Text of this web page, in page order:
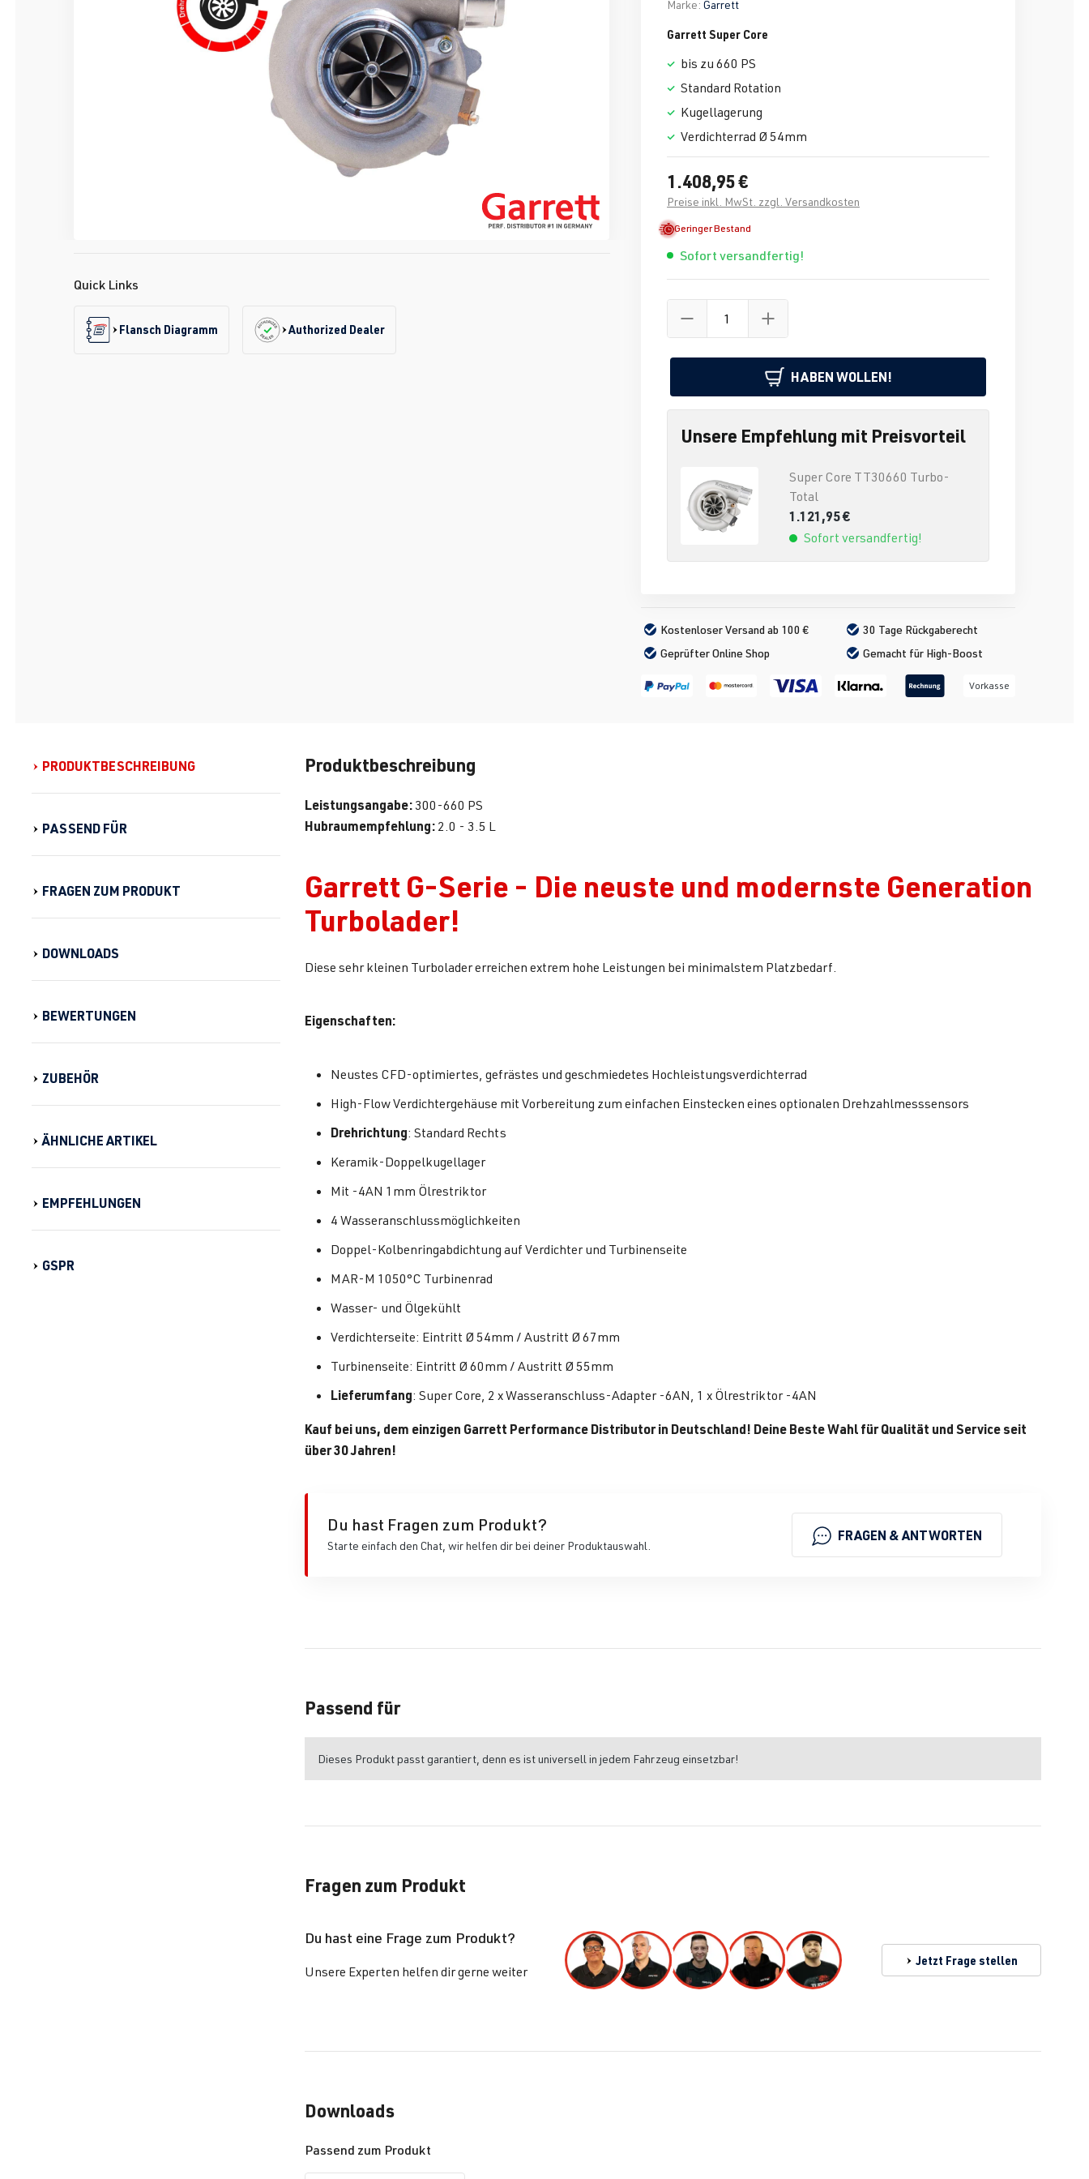
Quick Links
Flansch Diagramm Authorized Dealer
Marke: Garrett
Garrett Super Core
bis zu 660 PS
Standard Rotation
Kugellagerung
Verdichterrad Ø 54mm
1.408,95 €
Preise inkl. MwSt. zzgl. Versandkosten
Geringer Bestand
Sofort versandfertig!
HABEN WOLLEN!
Unsere Empfehlung mit Preisvorteil
Super Core TT30660 Turbo-
Total
1.121,95 €
Sofort versandfertig!
Kostenloser Versand ab 100 €
30 Tage Rückgaberecht
Geprüfter Online Shop
Gemacht für High-Boost
Vorkasse
PRODUKTBESCHREIBUNG
PASSEND FÜR
FRAGEN ZUM PRODUKT
DOWNLOADS
BEWERTUNGEN
ZUBEHÖR
ÄHNLICHE ARTIKEL
EMPFEHLUNGEN
GSPR
Produktbeschreibung
Leistungsangabe:300-660 PS
Hubraumempfehlung:2.0 - 3.5 L
Garrett G-Serie - Die neuste und modernste Generation
Turbolader!
Diese sehr kleinen Turbolader erreichen extrem hohe Leistungen bei minimalstem Platzbedarf.
Eigenschaften:
Neustes CFD-optimiertes, gefrästes und geschmiedetes Hochleistungsverdichterrad
High-Flow Verdichtergehäuse mit Vorbereitung zum einfachen Einstecken eines optionalen Drehzahlmesssensors
Drehrichtung: Standard Rechts
Keramik-Doppelkugellager
Mit -4AN 1mm Ölrestriktor
4 Wasseranschlussmöglichkeiten
Doppel-Kolbenringabdichtung auf Verdichter und Turbinenseite
MAR-M 1050°C Turbinenrad
Wasser- und Ölgekühlt
Verdichterseite: Eintritt Ø 54mm / Austritt Ø 67mm
Turbinenseite: Eintritt Ø 60mm / Austritt Ø 55mm
Lieferumfang: Super Core, 2 x Wasseranschluss-Adapter -6AN, 1 x Ölrestriktor -4AN
Kauf bei uns, dem einzigen Garrett Performance Distributor in Deutschland! Deine Beste Wahl für Qualität und Service seit
über 30 Jahren!
Du hast Fragen zum Produkt?
Starte einfach den Chat, wir helfen dir bei deiner Produktauswahl.
FRAGEN & ANTWORTEN
Passend für
Dieses Produkt passt garantiert, denn es ist universell in jedem Fahrzeug einsetzbar!
Fragen zum Produkt
Du hast eine Frage zum Produkt?
Unsere Experten helfen dir gerne weiter
Jetzt Frage stellen
Downloads
Passend zum Produkt